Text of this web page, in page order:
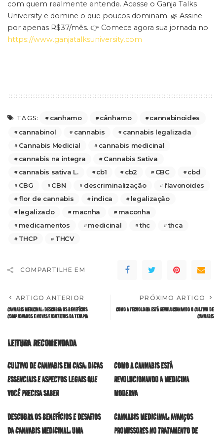
com quem realmente entende. Acesse o Ganja Talks
University e domine o que poucos dominam. 🌿 Assine
por apenas R$37/mês. 👉 Comece agora sua jornada no
https://www.ganjatalksuniversity.com
TAGS: canhamo cânhamo
cannabinoides
cannabinol
cannabis
cannabis legalizada
Cannabis Medicial
cannabis medicinal
cannabis na integra
Cannabis Sativa
cannabis sativa L.
cb1 cb2 CBC
cbd
CBG
CBN descriminalização
flavonoides
flor de cannabis
indica
legalização
legalizado
macnha
maconha
medicamentos
medicinal thc
thca
THCP
THCV
COMPARTILHE EM
ARTIGO ANTERIOR
CANNABIS MEDICINAL: DESCUBRA OS BENEFÍCIOS
COMPROVADOS E NOVAS FRONTEIRAS DA TERAPIA
PRÓXIMO ARTIGO
COMO A TECNOLOGIA ESTÁ REVOLUCIONANDO O CULTIVO DE
CANNABIS
LEITURA RECOMENDADA
CULTIVO DE CANNABIS EM CASA: DICAS
ESSENCIAIS E ASPECTOS LEGAIS QUE
VOCÊ PRECISA SABER
COMO A CANNABIS ESTÁ
REVOLUCIONANDO A MEDICINA
MODERNA
DESCUBRA OS BENEFÍCIOS E DESAFIOS
DA CANNABIS MEDICINAL: UMA
CANNABIS MEDICINAL: AVANÇOS
PROMISSORES NO TRATAMENTO DE